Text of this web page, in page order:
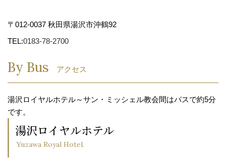
〒012-0037 秋田県湯沢市沖鶴92
TEL:0183-78-2700
By Bus アクセス
湯沢ロイヤルホテル～サン・ミッシェル教会間はバスで約5分
です。
湯沢ロイヤルホテル
Yuzawa Royal Hotel.